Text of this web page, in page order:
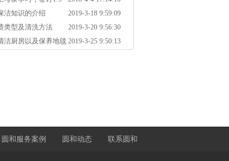
2019-3-18 9:59:09
洁知识的介绍
2019-3-20 9:56:30
类型及清洗方法
2019-3-25 9:50:13
洁厨房以及保养地毯
圆和服务案例 圆和动态 联系圆和